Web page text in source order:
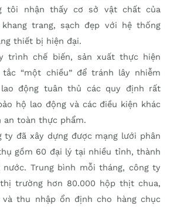
tôi nhận thấy cơ sở vật chất của
trang, sạch đẹp với hệ thống
thiết bị hiện đại.
trình chế biến, sản xuất thực hiện
tắc “một chiều” để tránh lây nhiễm
lao động tuân thủ các quy định rất
hộ lao động và các điều kiện khác
an toàn thực phẩm.
ty đã xây dựng được mạng lưới phân
gồm 60 đại lý tại nhiều tỉnh, thành
Trung bình mỗi tháng, công ty
trường hơn 80.000 hộp thịt chua,
thu nhập ổn định cho hàng chục